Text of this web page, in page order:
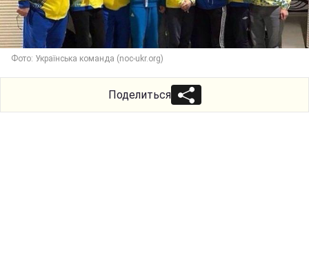
Фото: Українська команда (noc-ukr.org)
Поделиться